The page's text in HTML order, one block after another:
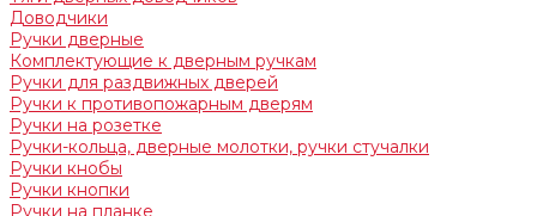
Доводчики
Ручки дверные
Комплектующие к дверным ручкам
Ручки для раздвижных дверей
Ручки к противопожарным дверям
Ручки на розетке
Ручки-кольца, дверные молотки, ручки стучалки
Ручки кнобы
Ручки кнопки
Ручки на планке